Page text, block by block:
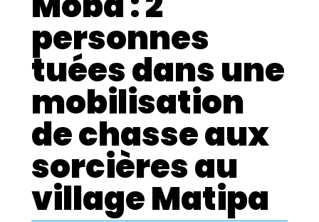
personnes
tuées dans une
mobilisation
de chasse aux
sorcières au
village Matipa